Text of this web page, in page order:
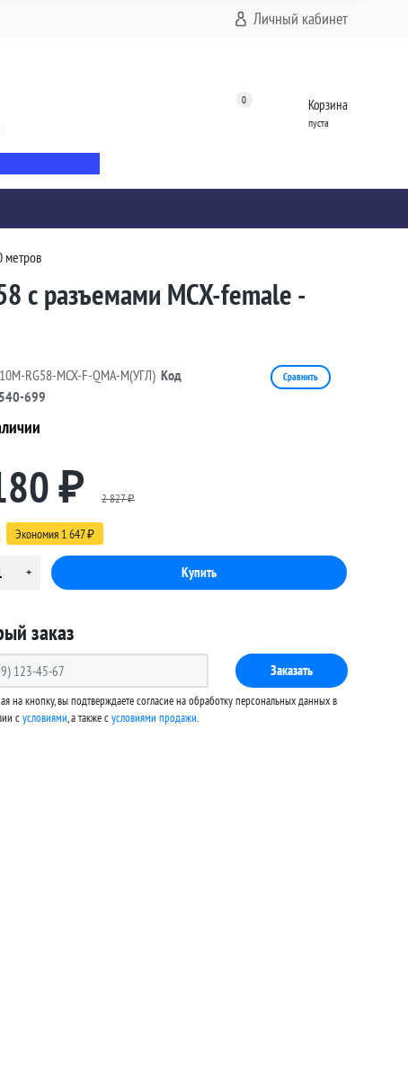
Личный кабинет
0 Корзина
пуста
метров
с разъемами MCX-female -
RG58-MCX-F-QMA-M(УГЛ) Код
540-699
Сравнить
₽ 2 827₽
Экономия 1 647 ₽
заказ
Заказать
на кнопку, вы подтверждаете согласие на обработку персональных данных в
сусловиями, а также cусловиями продажи.